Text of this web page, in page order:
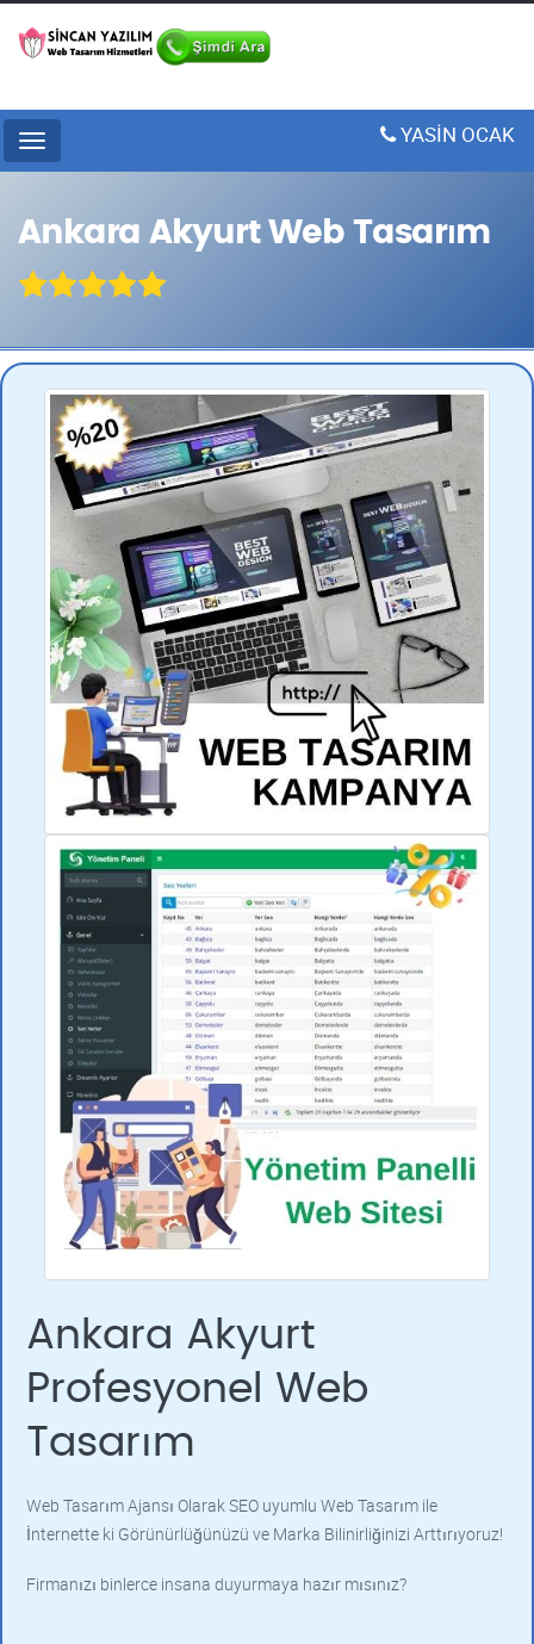
Menu YASİN OCAK
Ankara Akyurt Web Tasarım
Ankara Akyurt
Profesyonel Web
Tasarım
Web Tasarım Ajansı Olarak SEO uyumlu Web Tasarım ile
İnternette ki Görünürlüğünüzü ve Marka Bilinirliğinizi Arttırıyoruz!
Firmanızı binlerce insana duyurmaya hazır mısınız?